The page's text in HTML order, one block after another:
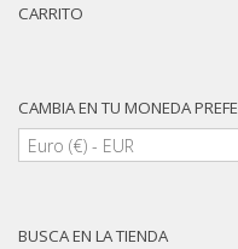
CARRITO
CAMBIA EN TU MONEDA
Euro (€) - EUR
BUSCA EN LA TIENDA